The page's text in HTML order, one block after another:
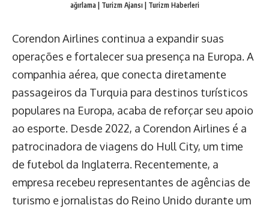
ağırlama | Turizm Ajansı | Turizm Haberleri
Corendon Airlines continua a expandir suas
operações e fortalecer sua presença na Europa. A
companhia aérea, que conecta diretamente
passageiros da Turquia para destinos turísticos
populares na Europa, acaba de reforçar seu apoio
ao esporte. Desde 2022, a Corendon Airlines é a
patrocinadora de viagens do Hull City, um time
de futebol da Inglaterra. Recentemente, a
empresa recebeu representantes de agências de
turismo e jornalistas do Reino Unido durante um